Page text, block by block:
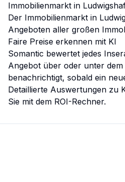
Immobilienmarkt in
Der Immobilienmarkt in
Angeboten aller großen
Faire Preise erkennen mit KI
Somantic bewertet jedes
Angebot über oder unter
benachrichtigt, sobald ein
Detaillierte Auswertungen zu
Sie mit dem ROI-Rechner.